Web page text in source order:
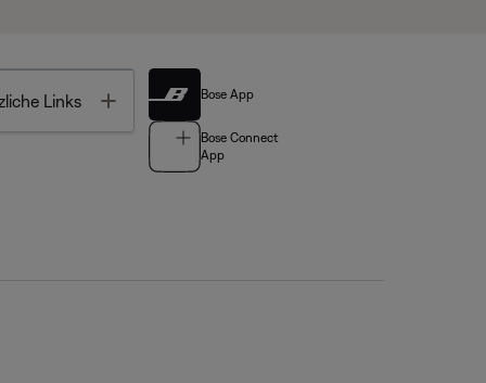
Links Toggle Bose App
Bose Connect
App